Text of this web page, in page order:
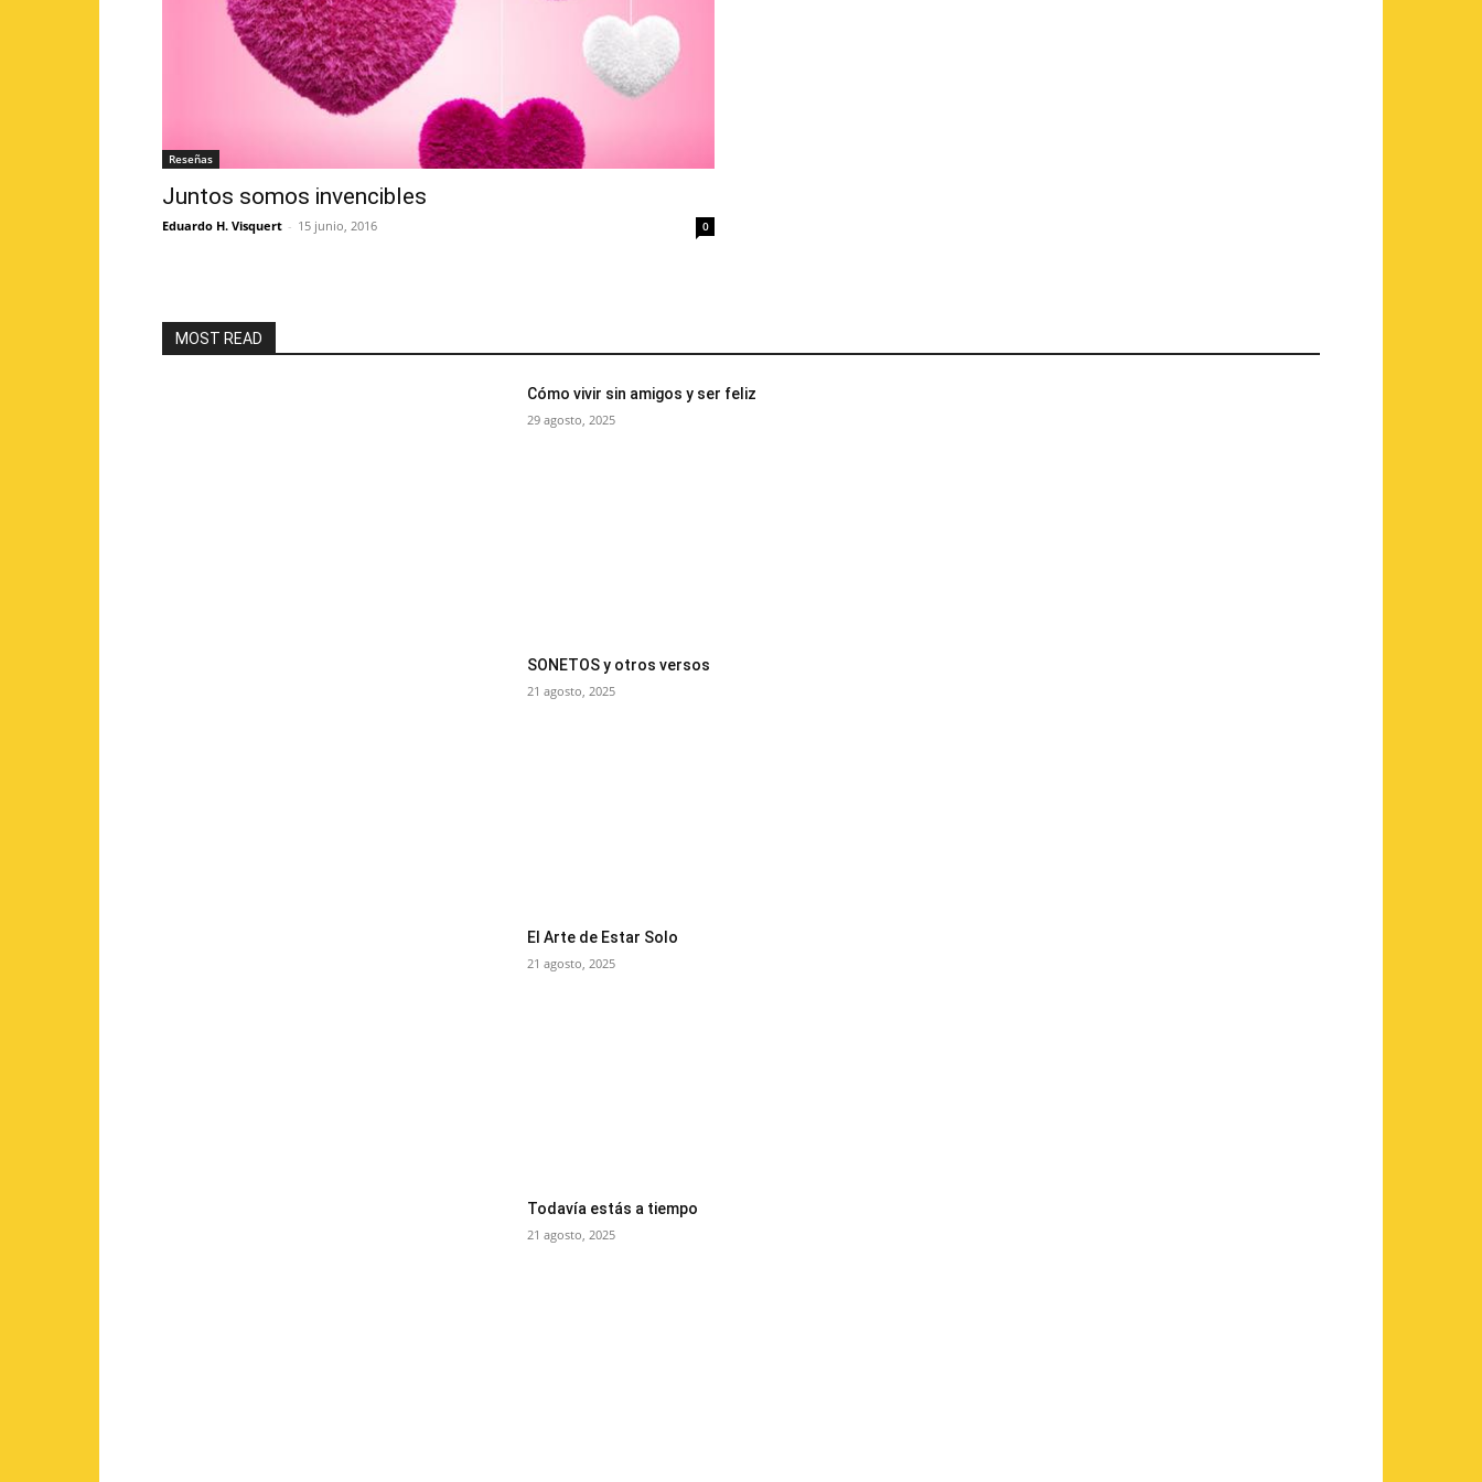
Reseñas
Juntos somos invencibles
Eduardo H. Visquert - 15 junio, 2016 0
MOST READ
Cómo vivir sin amigos y ser feliz
29 agosto, 2025
SONETOS y otros versos
21 agosto, 2025
El Arte de Estar Solo
21 agosto, 2025
Todavía estás a tiempo
21 agosto, 2025